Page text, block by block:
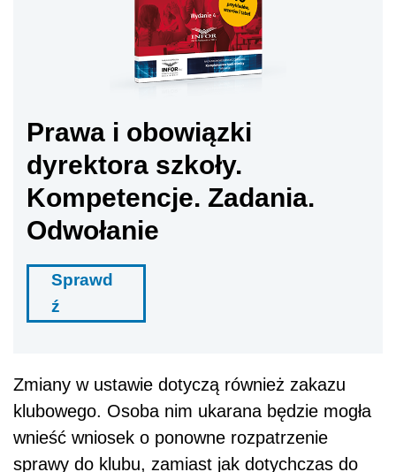
Prawa i obowiązki
dyrektora szkoły.
Kompetencje. Zadania.
Odwołanie
Sprawd
ź
Zmiany w ustawie dotyczą również zakazu
klubowego. Osoba nim ukarana będzie mogła
wnieść wniosek o ponowne rozpatrzenie
sprawy do klubu, zamiast jak dotychczas do